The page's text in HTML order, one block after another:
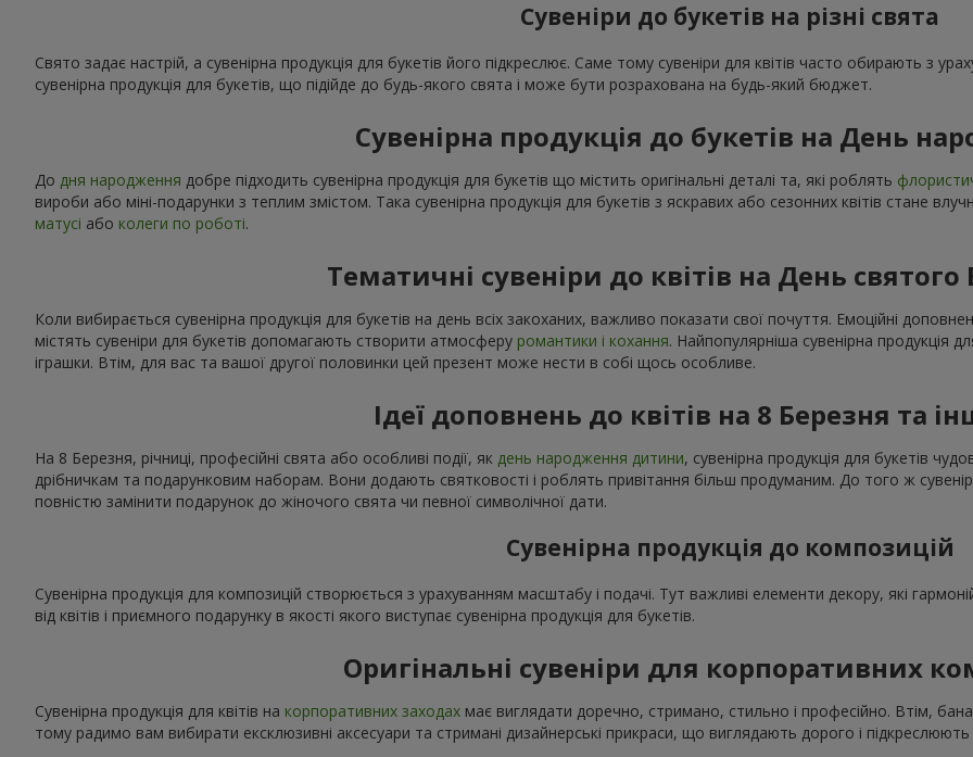
Сувеніри до букетів на різні свята
Свято задає настрій, а сувенірна продукція для букетів його підкреслює. Саме тому сувеніри для квітів часто обирають з
сувенірна продукція для букетів, що підійде до будь-якого свята і може бути розрахована на будь-який бюджет.
Сувенірна продукція до букетів на День
До дня народження добре підходить сувенірна продукція для букетів що містить оригінальні деталі та, які роблять
вироби або міні-подарунки з теплим змістом. Така сувенірна продукція для букетів з яскравих або сезонних квітів стане
матусі або колеги по роботі.
Тематичні сувеніри до квітів на День
Коли вибирається сувенірна продукція для букетів на день всіх закоханих, важливо показати свої почуття. Емоційні
містять сувеніри для букетів допомагають створити атмосферу романтики і кохання. Найпопулярніша сувенірна продукція
іграшки. Втім, для вас та вашої другої половинки цей презент може нести в собі щось особливе.
Ідеї доповнень до квітів на 8 Березня та
На 8 Березня, річниці, професійні свята або особливі події, як день народження дитини, сувенірна продукція для букетів
дрібничкам та подарунковим наборам. Вони додають святковості і роблять привітання більш продуманим. До того ж
повністю замінити подарунок до жіночого свята чи певної символічної дати.
Сувенірна продукція до композицій
Сувенірна продукція для композицій створюється з урахуванням масштабу і подачі. Тут важливі елементи декору, які
від квітів і приємного подарунку в якості якого виступає сувенірна продукція для букетів.
Оригінальні сувеніри для корпоративних
Сувенірна продукція для квітів на корпоративних заходах має виглядати доречно, стримано, стильно і професійно. Втім,
тому радимо вам вибирати ексклюзивні аксесуари та стримані дизайнерські прикраси, що виглядають дорого і підкреслюють